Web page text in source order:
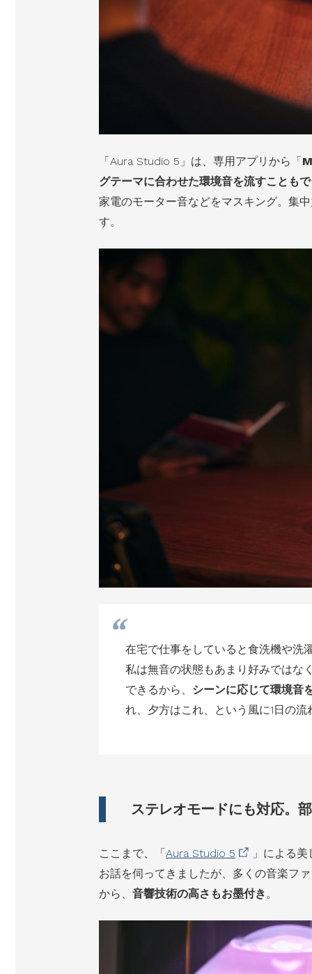
「Aura Studio 5」は、専用アプリから「
グテーマに合わせた環境音を流すことも
家電のモーター音などをマスキング。集
す。
在宅で仕事をしていると食洗機や洗
私は無音の状態もあまり好みではな
できるから、 シーンに応じて環境音
れ、夕方はこれ、という風に1日の
ステレオモードにも対応。
ここまで、「 Aura Studio 5
」による
お話を伺ってきましたが、多くの音楽フ
から、 音響技術の高さもお墨付き。